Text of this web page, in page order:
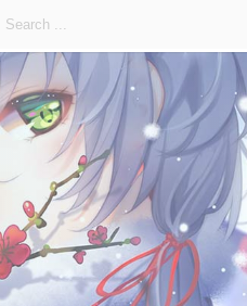
歌单
视频
下载